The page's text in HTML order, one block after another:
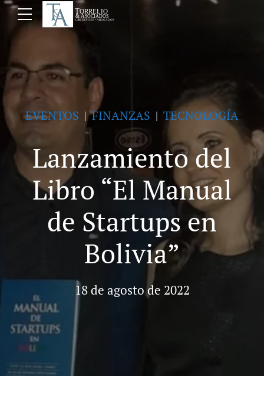
EVENTOS FINANZAS TECNOLOGÍA
Lanzamiento del
Libro “El Manual
de Startups en
Bolivia”
18 de agosto de 2022